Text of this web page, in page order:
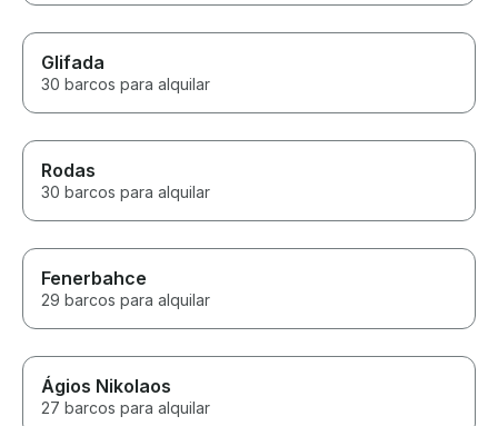
Glifada
30 barcos para alquilar
Rodas
30 barcos para alquilar
Fenerbahce
29 barcos para alquilar
Ágios Nikolaos
27 barcos para alquilar